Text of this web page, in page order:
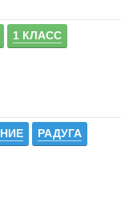
1 КЛАСС
РАДУГА